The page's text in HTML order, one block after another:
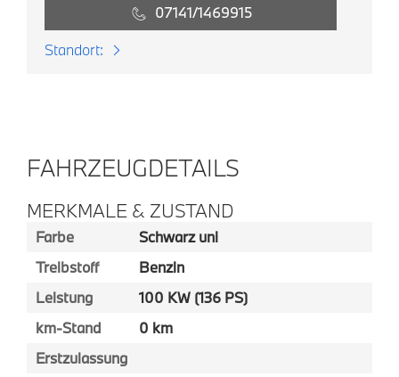
07141/1469915
Standort:
FAHRZEUGDETAILS
MERKMALE & ZUSTAND
Farbe
Schwarz uni
Treibstoff
Benzin
Leistung
100 KW (136 PS)
km-Stand
0 km
Erstzulassung